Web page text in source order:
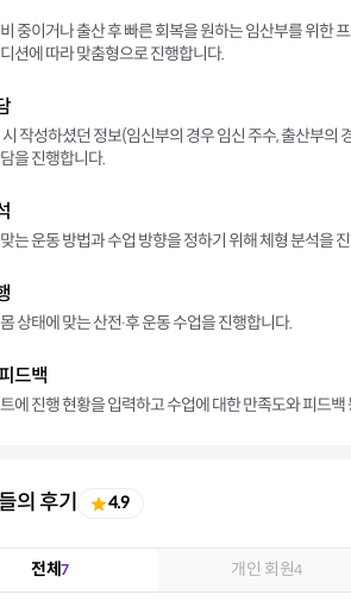
중이거나 출산 후 빠른 회복을 원하는 임산부를 위한
션에 따라 맞춤형으로 진행합니다.
작성하셨던 정보(임신부의 경우 임신 주수, 출산부의
을 진행합니다.
는 운동 방법과 수업 방향을 정하기 위해 체형 분석을
상태에 맞는 산전∙후 운동 수업을 진행합니다.
드백
에 진행 현황을 입력하고 수업에 대한 만족도와 피드
의 후기 4.9
전체7 개인 회원4